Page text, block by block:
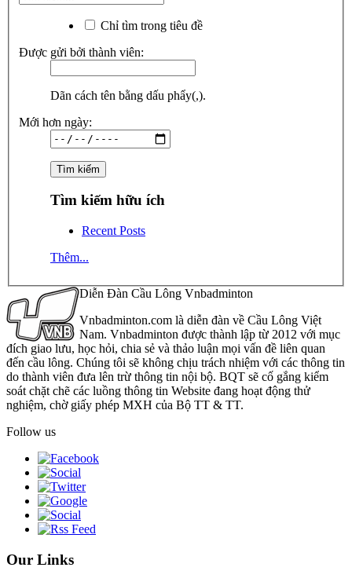
Chỉ tìm trong tiêu đề
Được gửi bởi thành viên:
Dãn cách tên bằng dấu phẩy(,).
Mới hơn ngày:
Tìm kiếm hữu ích
Recent Posts
Thêm...
Diễn Đàn Cầu Lông Vnbadminton
Vnbadminton.com là diễn đàn về Cầu Lông Việt
Nam. Vnbadminton được thành lập từ 2012 với mục
đích giao lưu, học hỏi, chia sẻ và thảo luận mọi vấn đề liên quan
đến cầu lông. Chúng tôi sẽ không chịu trách nhiệm với các thông tin
do thành viên đưa lên trừ thông tin nội bộ. BQT sẽ cố gắng kiểm
soát chặt chẽ các luồng thông tin Website đang hoạt động thử
nghiệm, chờ giấy phép MXH của Bộ TT & TT.
Follow us
Our Links